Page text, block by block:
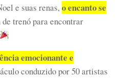
e suas renas,o encanto se
trenó para encontrar
emocionante e
conduzido por 50 artistas